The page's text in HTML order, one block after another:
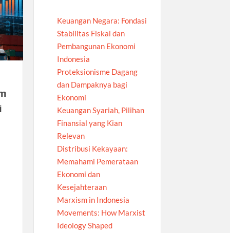
Keuangan Negara: Fondasi
Stabilitas Fiskal dan
Pembangunan Ekonomi
Indonesia
Proteksionisme Dagang
dan Dampaknya bagi
Ekonomi
Keuangan Syariah, Pilihan
Finansial yang Kian
Relevan
Distribusi Kekayaan:
Memahami Pemerataan
Ekonomi dan
Kesejahteraan
Marxism in Indonesia
Movements: How Marxist
Ideology Shaped